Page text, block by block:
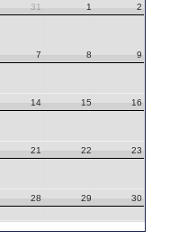
31 1 2
7 8 9
14 15 16
21 22 23
28 29 30